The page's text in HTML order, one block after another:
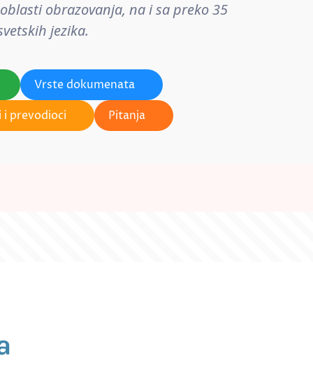
obrazovanja, na i sa preko 35
jezika.
Vrste dokumenata
i prevodioci
Pitanja